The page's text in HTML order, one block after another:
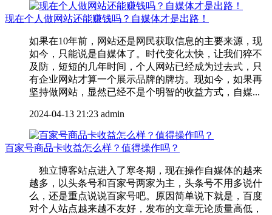
现在个人做网站还能赚钱吗？自媒体才是出路！
如果在10年前，网站还是网民获取信息的主要来源，现
如今，只能说是自媒体了。时代变化太快，让我们猝不
及防，短短的几年时间，个人网站已经成为过去式，只
有企业网站才算一个展示品牌的牌坊。现如今，如果再
坚持做网站，显然已经不是个明智的收益方式，自媒...
2024-04-13 21:23 admin
百家号商品卡收益怎么样？值得操作吗？
独立博客站点进入了寒冬期，现在操作自媒体的越来
越多，以头条号和百家号两家为主，头条号不用多说什
么，还是重点说说百家号吧。原因简单说下就是，百度
对个人站点越来越不友好，发布的文章无论质量高低，